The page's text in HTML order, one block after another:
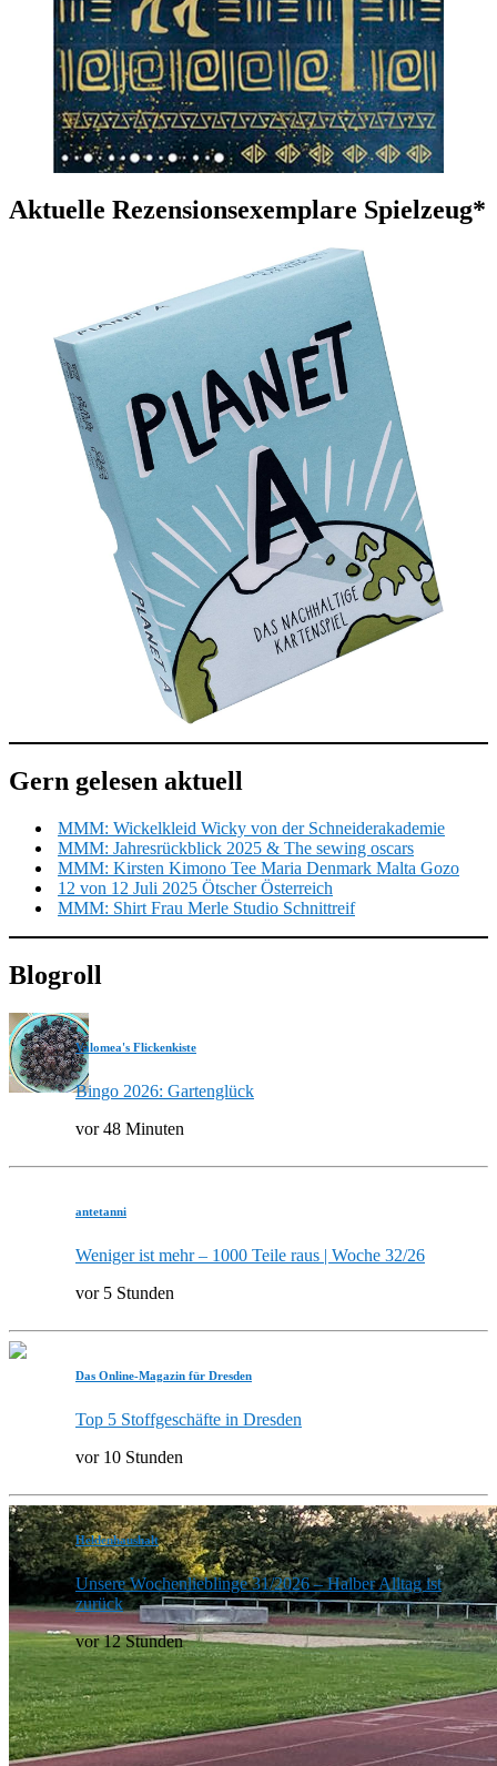
Aktuelle Rezensionsexemplare Spielzeug*
Gern gelesen aktuell
MMM: Wickelkleid Wicky von der Schneiderakademie
MMM: Jahresrückblick 2025 & The sewing oscars
MMM: Kirsten Kimono Tee Maria Denmark Malta Gozo
12 von 12 Juli 2025 Ötscher Österreich
MMM: Shirt Frau Merle Studio Schnittreif
Blogroll
Valomea's Flickenkiste
Bingo 2026: Gartenglück
vor 48 Minuten
antetanni
Weniger ist mehr – 1000 Teile raus | Woche 32/26
vor 5 Stunden
Das Online-Magazin für Dresden
Top 5 Stoffgeschäfte in Dresden
vor 10 Stunden
Heldenhaushalt
Unsere Wochenlieblinge 31/2026 – Halber Alltag ist
zurück
vor 12 Stunden